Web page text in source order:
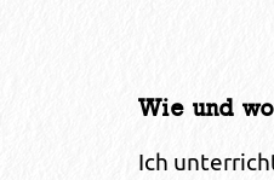
Wie und
Ich